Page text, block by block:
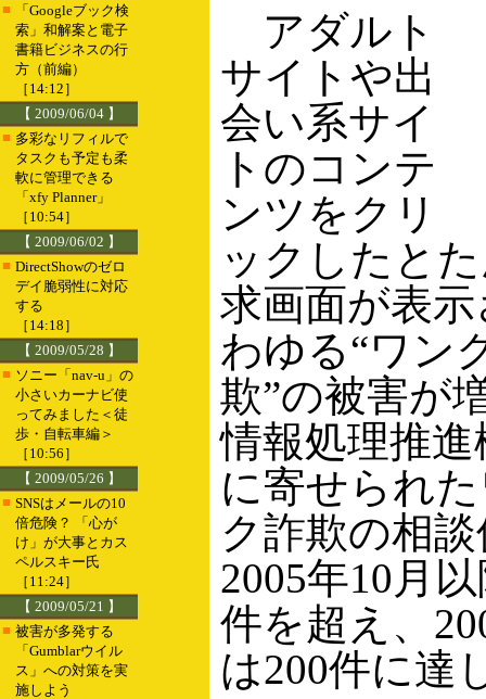
■
「Googleブック検
索」和解案と電子
書籍ビジネスの行
方（前編）
［14:12］
【 2009/06/04 】
■ 多彩なリフィルで
タスクも予定も柔
軟に管理できる
「xfy Planner」
［10:54］
【 2009/06/02 】
■ DirectShowのゼロ
デイ脆弱性に対応
する
［14:18］
【 2009/05/28 】
■ ソニー「nav-u」の
小さいカーナビ使
ってみました＜徒
歩・自転車編＞
［10:56］
【 2009/05/26 】
■ SNSはメールの10
倍危険？ 「心が
け」が大事とカス
ペルスキー氏
［11:24］
【 2009/05/21 】
■ 被害が多発する
「Gumblarウイル
ス」への対策を実
施しよう
アダルト
サイトや出
会い系サイ
トのコンテ
ンツをクリ
ックしたと
求画面が表
わゆる“ワン
欺”の被害が
情報処理推
に寄せられ
ク詐欺の相
2005年10月
件を超え、
は200件に達